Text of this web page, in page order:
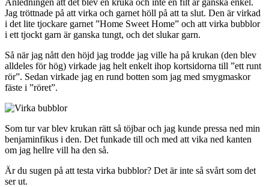
Jag tröttnade på att virka och garnet höll på att ta slut. Den är virkad
i det lite tjockare garnet ”Home Sweet Home” och att virka bubblor
i ett tjockt garn är ganska tungt, och det slukar garn.
Så när jag nått den höjd jag trodde jag ville ha på krukan (den blev
alldeles för hög) virkade jag helt enkelt ihop kortsidorna till ”ett runt
rör”. Sedan virkade jag en rund botten som jag med smygmaskor
fäste i ”röret”.
Som tur var blev krukan rätt så töjbar och jag kunde pressa ned min
benjaminfikus i den. Det funkade till och med att vika ned kanten
om jag hellre vill ha den så.
Är du sugen på att testa virka bubblor? Det är inte så svårt som det
ser ut.